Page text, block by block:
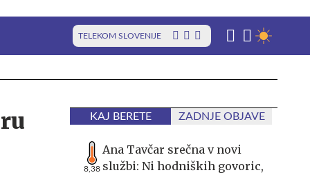
TELEKOM SLOVENIJE
KAJ BERETE ZADNJE OBJAVE
8,38
Ana Tavčar srečna v novi
službi: Ni hodniških govoric,